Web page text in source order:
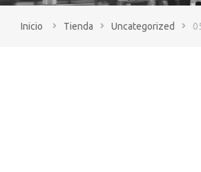
You are here:
Tienda Uncategorized